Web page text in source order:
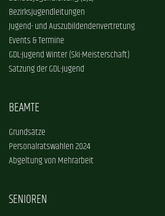
Bezirksjugendleitungen
Jugend- und Auszubildendenvertretung
Events & Termine
GDL-Jugend Winter (Ski-Meisterschaft)
Satzung der GDL-Jugend
BEAMTE
Grundsätze
Personalratswahlen 2024
Abgeltung von Mehrarbeit
SENIOREN